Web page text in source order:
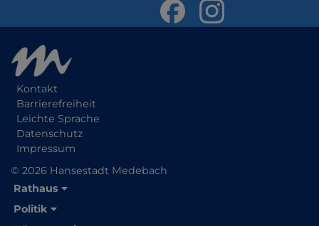
Kontakt
Barrierefreiheit
Leichte Sprache
Datenschutz
Impressum
© 2026 Hansestadt Medebach
Rathaus
Politik